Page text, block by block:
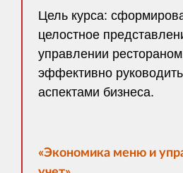
Цель курса:
целостное
управлении
эффективно
аспектами бизнеса.
«Экономика меню и